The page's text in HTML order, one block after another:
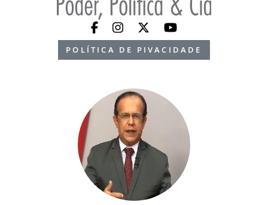
POLÍTICA DE PIVACIDADE